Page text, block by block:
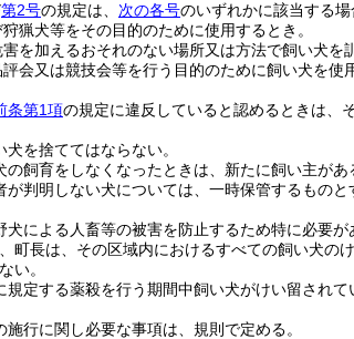
第2号の規定は、 次の各号のいずれかに該当する場
猟犬等をその目的のために使用するとき。
害を加えるおそれのない場所又は方法で飼い犬を
会又は競技会等を行う目的のために飼い犬を使
条第1項の規定に違反していると認めるときは、
犬を捨ててはならない。
の飼育をしなくなったときは、新たに飼い主が
が判明しない犬については、一時保管するものと
犬による人畜等の被害を防止するため特に必要
町長は、その区域内におけるすべての飼い犬の
い。
規定する薬殺を行う期間中飼い犬がけい留され
施行に関し必要な事項は、規則で定める。